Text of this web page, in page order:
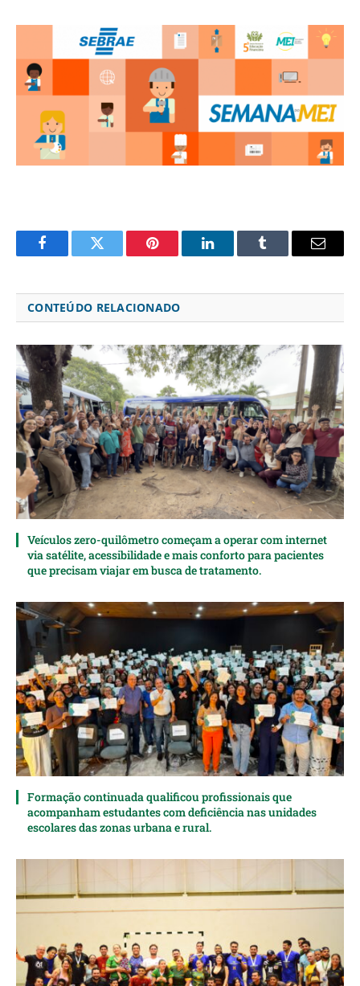
FacebookTwitter Pinterest LinkedInTumblr Email
CONTEÚDO RELACIONADO
Veículos zero-quilômetro começam a operar com internet
via satélite, acessibilidade e mais conforto para pacientes
que precisam viajar em busca de tratamento.
Formação continuada qualificou profissionais que
acompanham estudantes com deficiência nas unidades
escolares das zonas urbana e rural.